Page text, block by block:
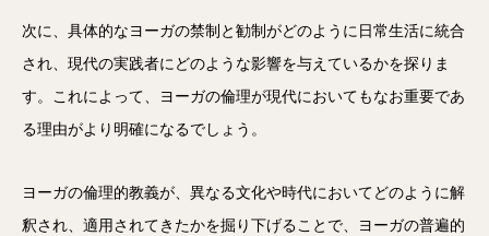
次に、具体的なヨーガの禁制と勧制がどのように日常生活に統合
され、現代の実践者にどのような影響を与えているかを探りま
す。これによって、ヨーガの倫理が現代においてもなお重要であ
る理由がより明確になるでしょう。
ヨーガの倫理的教義が、異なる文化や時代においてどのように解
釈され、適用されてきたかを掘り下げることで、ヨーガの普遍的